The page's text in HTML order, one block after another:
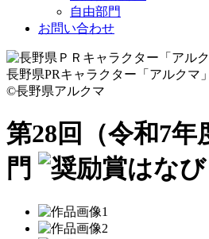
自由部門
お問い合わせ
長野県PRキャラクター「アルクマ」
©長野県アルクマ
第28回（令和7年
門
はなび